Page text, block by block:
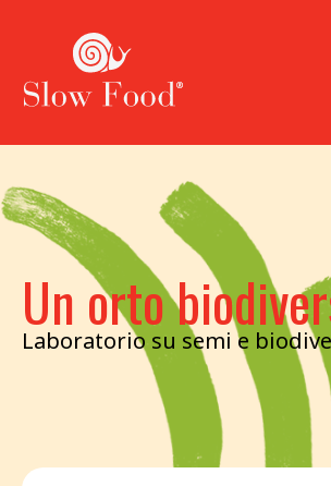
Un orto
Laboratorio su semi e